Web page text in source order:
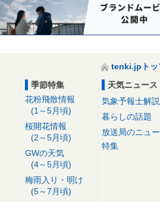
tenki.jpトッ
季節特集
花粉飛散情報
(1～5月頃)
桜開花情報
(2～5月頃)
GWの天気
(4～5月頃)
梅雨入り・明け
(5～7月頃)
天気ニュース
気象予報士解説
暮らしの話題
放送局のニュ
特集